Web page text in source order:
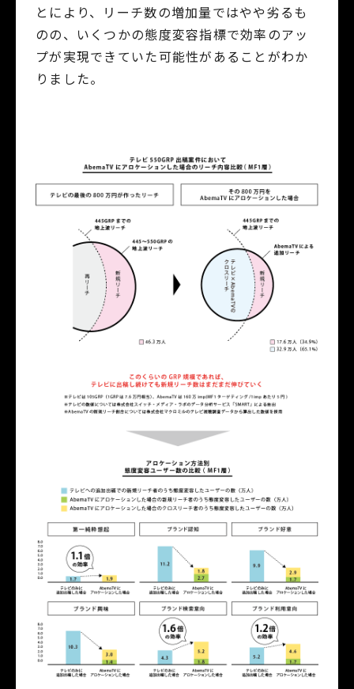
とにより、リーチ数の増加量ではやや劣るも
のの、いくつかの態度変容指標で効率のアッ
プが実現できていた可能性があることがわか
りました。